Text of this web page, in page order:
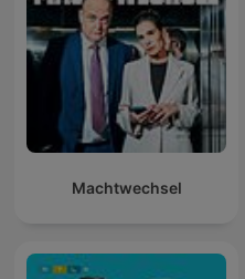
Machtwechsel